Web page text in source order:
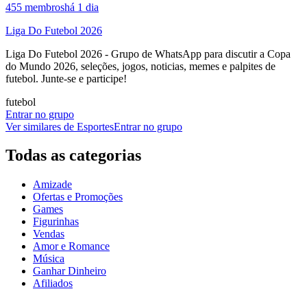
455 membroshá 1 dia
Liga Do Futebol 2026
Liga Do Futebol 2026 - Grupo de WhatsApp para discutir a Copa
do Mundo 2026, seleções, jogos, noticias, memes e palpites de
futebol. Junte-se e participe!
futebol
Entrar no grupo
Ver similares de EsportesEntrar no grupo
Todas as categorias
Amizade
Ofertas e Promoções
Games
Figurinhas
Vendas
Amor e Romance
Música
Ganhar Dinheiro
Afiliados